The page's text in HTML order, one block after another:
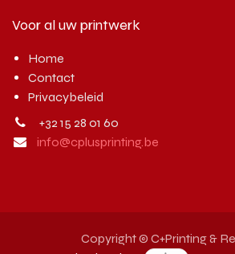
Voor al uw printwerk
Home
Contact
Privacybeleid
+32 15 28 01 60
info@cplusprinting.be
Copyright © C+Printing &